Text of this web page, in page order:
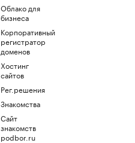
Облако для
бизнеса
Корпоративный
регистратор
доменов
Хостинг
сайтов
Рег.решения
Знакомства
Сайт
знакомств
podbor.ru